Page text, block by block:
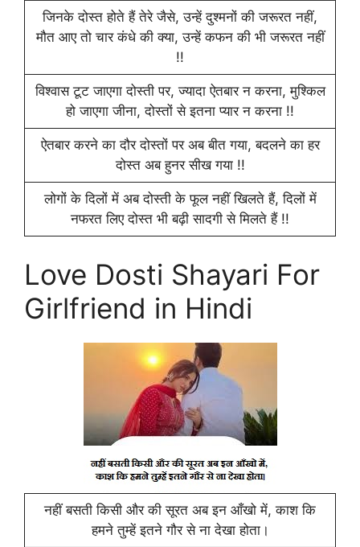
जिनके दोस्त होते हैं तेरे जैसे, उन्हें दुश्मनों की जरूरत नहीं,
मौत आए तो चार कंधे की क्या, उन्हें कफन की भी जरूरत नहीं
!!
विश्वास टूट जाएगा दोस्ती पर, ज्यादा ऐतबार न करना, मुश्किल
हो जाएगा जीना, दोस्तों से इतना प्यार न करना !!
ऐतबार करने का दौर दोस्तों पर अब बीत गया, बदलने का हर
दोस्त अब हुनर सीख गया !!
लोगों के दिलों में अब दोस्ती के फूल नहीं खिलते हैं, दिलों में
नफरत लिए दोस्त भी बढ़ी सादगी से मिलते हैं !!
Love Dosti Shayari For
Girlfriend in Hindi
नहीं बसती किसी और की सूरत अब इन आँखो में, काश कि
हमने तुम्हें इतने गौर से ना देखा होता।